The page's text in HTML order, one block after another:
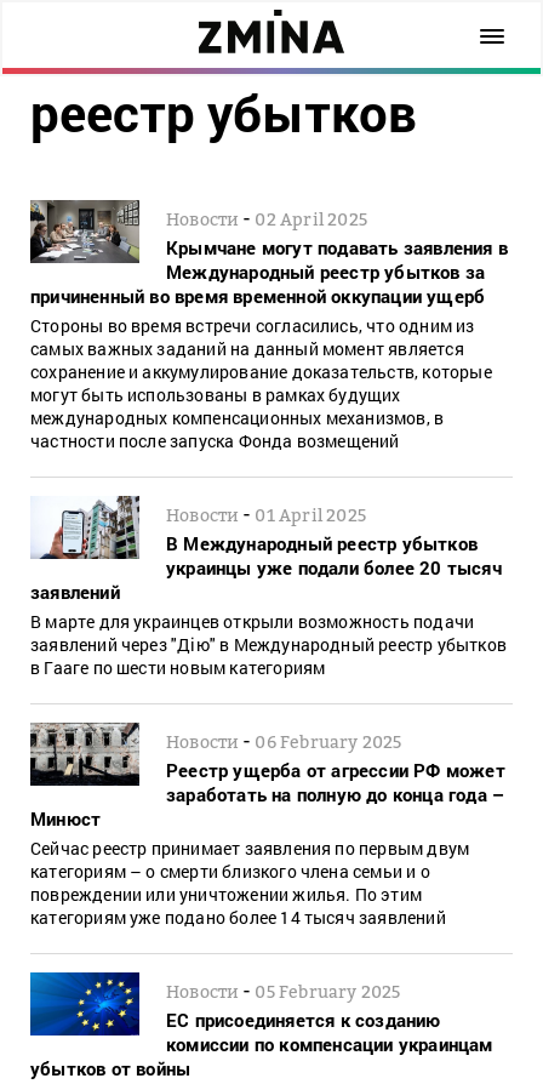
реестр убытков
Новости - 02 April 2025
Крымчане могут подавать заявления в
Международный реестр убытков за
причиненный во время временной оккупации ущерб
Стороны во время встречи согласились, что одним из
самых важных заданий на данный момент является
сохранение и аккумулирование доказательств, которые
могут быть использованы в рамках будущих
международных компенсационных механизмов, в
частности после запуска Фонда возмещений
Новости - 01 April 2025
В Международный реестр убытков
украинцы уже подали более 20 тысяч
заявлений
В марте для украинцев открыли возможность подачи
заявлений через "Дію" в Международный реестр убытков
в Гааге по шести новым категориям
Новости - 06 February 2025
Реестр ущерба от агрессии РФ может
заработать на полную до конца года –
Минюст
Сейчас реестр принимает заявления по первым двум
категориям – о смерти близкого члена семьи и о
повреждении или уничтожении жилья. По этим
категориям уже подано более 14 тысяч заявлений
Новости - 05 February 2025
ЕС присоединяется к созданию
комиссии по компенсации украинцам
убытков от войны